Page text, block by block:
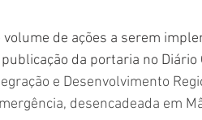
de ações a serem
da portaria no Diário
e Desenvolvimento
desencadeada em